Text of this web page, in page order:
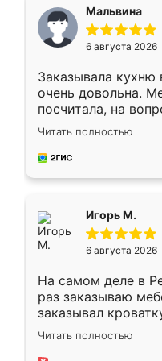
Мальвина
6 августа 2026
Заказывала кухню
очень довольна.
посчитала, на
Замерщик приехал
делу со всей
за день, ребята
Читать полностью
Игорь М.
6 августа 2026
На самом деле в
раз заказываю
заказывал
ребёнка при его
заказал шкаф-
Читать полностью